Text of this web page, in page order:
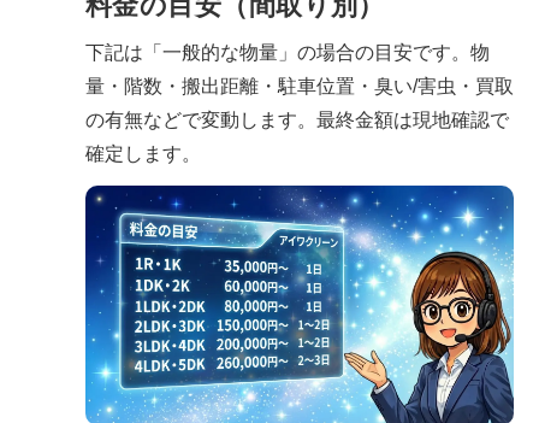
下記は「一般的な物量」の場合の目安です。物
量・階数・搬出距離・駐車位置・臭い/害虫・買取
の有無などで変動します。最終金額は現地確認で
確定します。